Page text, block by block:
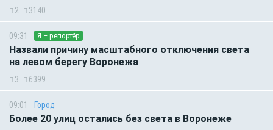
2 3140
09:31 Я – репортёр
Назвали причину масштабного отключения света
на левом берегу Воронежа
3 6399
09:01 Город
Более 20 улиц остались без света в Воронеже